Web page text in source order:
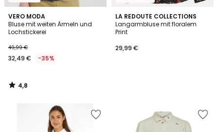
VERO MODA
Bluse mit weiten Ärmeln und
Lochstickerei
49,99 €
32,49 € -35%
4,8
/ 5
4,8
/
LA REDOUTE COLLECTIONS
Langarmbluse mit floralem
Print
29,99 €